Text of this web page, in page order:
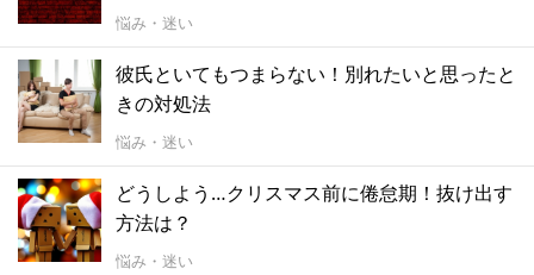
悩み・迷い
彼氏といてもつまらない！別れたいと思ったと
きの対処法
悩み・迷い
どうしよう…クリスマス前に倦怠期！抜け出す
方法は？
悩み・迷い